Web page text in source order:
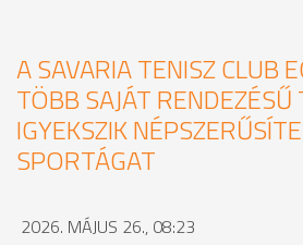
A SAVARIA TENISZ CLUB
TÖBB SAJÁT
IGYEKSZIK
SPORTÁGAT
2026. MÁJUS 26., 08:23